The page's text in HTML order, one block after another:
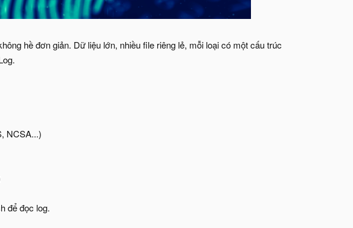
hề đơn giản. Dữ liệu lớn, nhiều file riêng lẻ, mỗi loại có một cấu trúc
NCSA...)
để đọc log.